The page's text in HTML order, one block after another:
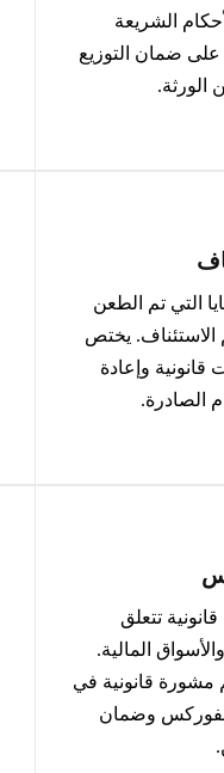
الشريعة
على ضمان التوزيع
الورثة.
التي تم الطعن
الاستئناف. يختص
قانونية وإعادة
الصادرة.
تتعلق
المالية.
مشورة قانونية في
وضمان